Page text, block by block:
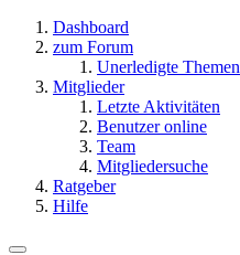
Dashboard
zum Forum
Unerledigte Themen
Mitglieder
Letzte Aktivitäten
Benutzer online
Team
Mitgliedersuche
Ratgeber
Hilfe